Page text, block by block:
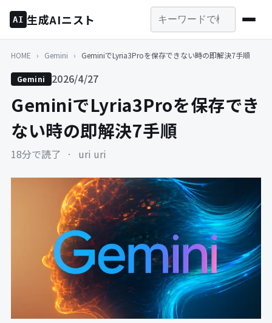
AI 生成AIニスト
HOME › Gemini › GeminiでLyria3Proを保存できない時の即解決7手順
Gemini 2026/4/27
GeminiでLyria3Proを保存でき
ない時の即解決7手順
18分で読了 · uri uri